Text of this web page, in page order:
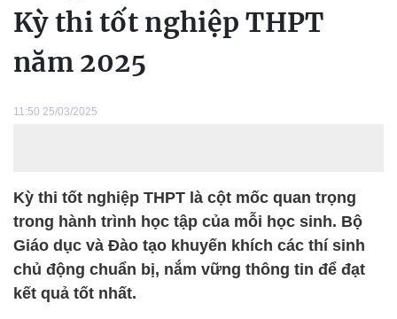
Kỳ thi tốt nghiệp THPT
năm 2025
11:50 25/03/2025
Kỳ thi tốt nghiệp THPT là cột mốc quan trọng
trong hành trình học tập của mỗi học sinh. Bộ
Giáo dục và Đào tạo khuyến khích các thí sinh
chủ động chuẩn bị, nắm vững thông tin để đạt
kết quả tốt nhất.